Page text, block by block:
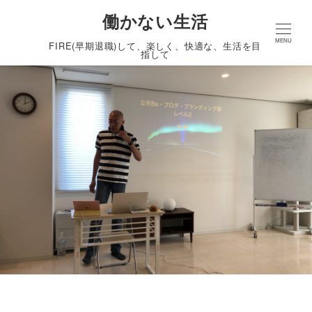
働かない生活
FIRE(早期退職)して、楽しく、快適な、生活を目
指して
MENU